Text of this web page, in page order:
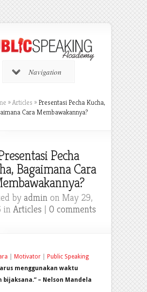
Navigation
»Articles » Presentasi Pecha Kucha,
Cara Membawakannya?
Pecha
Bagaimana Cara
byadmin on May 29,
in Articles | 0 comments
Motivator
Public Speaking
menggunakan waktu
bijaksana.” – Nelson Mandela